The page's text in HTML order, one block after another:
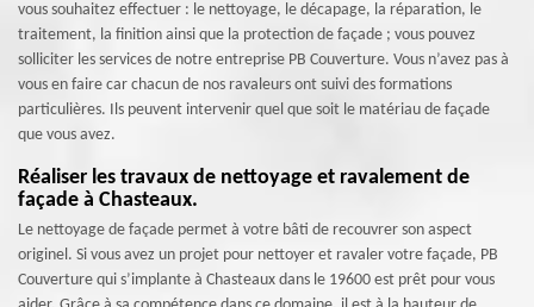
vous souhaitez effectuer : le nettoyage, le décapage, la réparation, le
traitement, la finition ainsi que la protection de façade ; vous pouvez
solliciter les services de notre entreprise PB Couverture. Vous n’avez pas à
vous en faire car chacun de nos ravaleurs ont suivi des formations
particulières. Ils peuvent intervenir quel que soit le matériau de façade
que vous avez.
Réaliser les travaux de nettoyage et ravalement de
façade à Chasteaux.
Le nettoyage de façade permet à votre bâti de recouvrer son aspect
originel. Si vous avez un projet pour nettoyer et ravaler votre façade, PB
Couverture qui s’implante à Chasteaux dans le 19600 est prêt pour vous